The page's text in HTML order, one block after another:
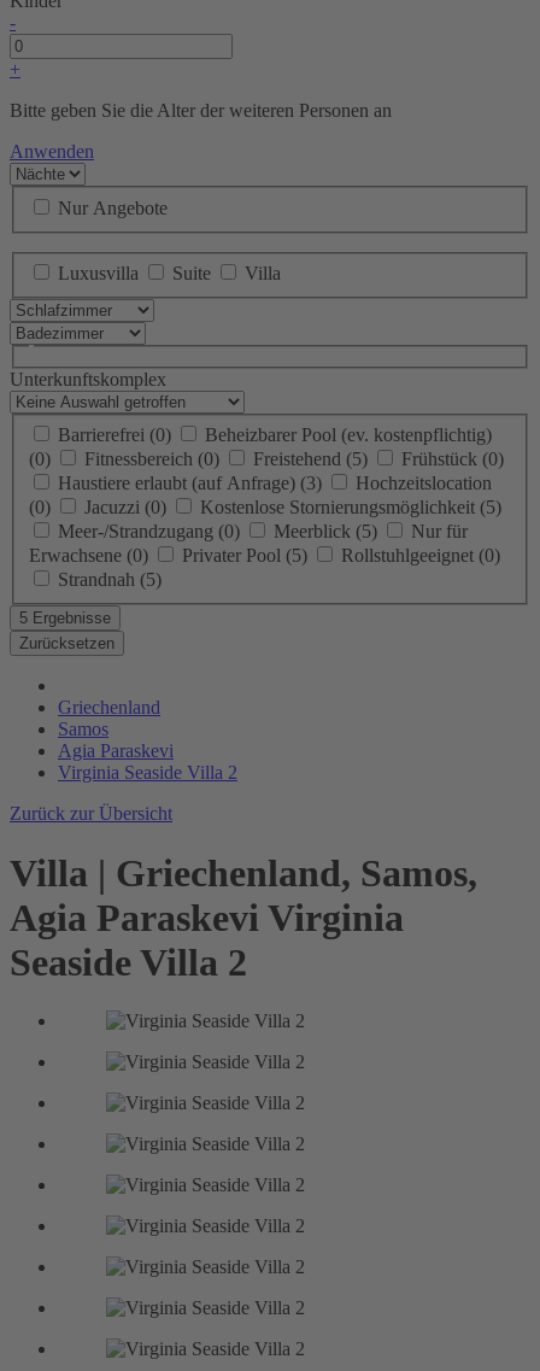
-
+
Bitte geben Sie die Alter der weiteren Personen an
Anwenden
Nur Angebote
Luxusvilla Suite Villa
Unterkunftskomplex
Barrierefrei (0)
Beheizbarer Pool (ev. kostenpflichtig)
(0)
Fitnessbereich (0) Freistehend (5) Frühstück (0)
Haustiere erlaubt (auf Anfrage) (3)
Hochzeitslocation
(0)
Jacuzzi (0) Kostenlose Stornierungsmöglichkeit (5)
Meer-/Strandzugang (0) Meerblick (5)
Nur für
Erwachsene (0) Privater Pool (5) Rollstuhlgeeignet (0)
Strandnah (5)
5 Ergebnisse
Zurücksetzen
Griechenland
Samos
Agia Paraskevi
Virginia Seaside Villa 2
Zurück zur Übersicht
Villa | Griechenland, Samos,
Agia Paraskevi Virginia
Seaside Villa 2